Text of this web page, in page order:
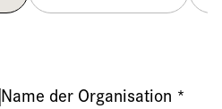
Name der Organisation *